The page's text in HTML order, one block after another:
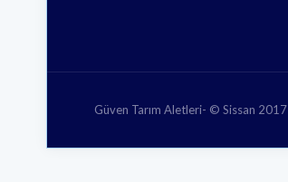
Güven Tarım Aletleri- © Sissan 2017